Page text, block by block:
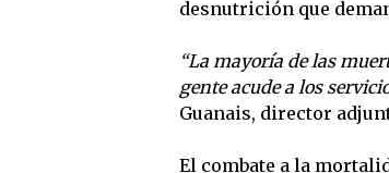
desnutrición que
“La mayoría de las
gente acude a los
Guanais, director
El combate a la